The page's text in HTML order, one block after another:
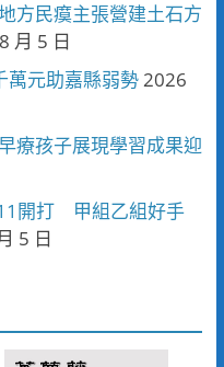
方民瘼主張營建土石方
月 5 日
元助嘉縣弱勢2026
療孩子展現學習成果迎
開打 甲組乙組好手
5 日